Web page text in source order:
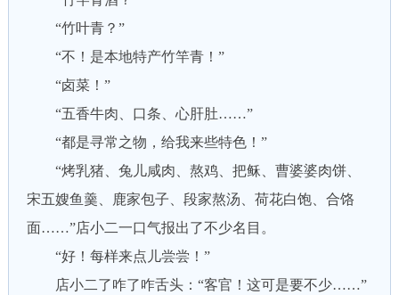
“竹叶青？”
“不！是本地特产竹竿青！”
“卤菜！”
“五香牛肉、口条、心肝肚……”
“都是寻常之物，给我来些特色！”
“烤乳猪、兔儿咸肉、熬鸡、把稣、曹婆婆肉饼、
宋五嫂鱼羹、鹿家包子、段家熬汤、荷花白饱、合饹
面……”店小二一口气报出了不少名目。
“好！每样来点儿尝尝！”
店小二了咋了咋舌头：“客官！这可是要不少……”